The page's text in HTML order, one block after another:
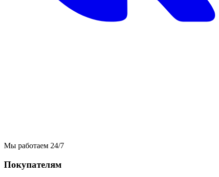
Мы работаем 24/7
Покупателям